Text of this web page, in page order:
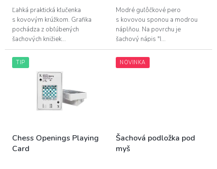
Ľahká praktická kľučenka
s kovovým krúžkom. Grafika
pochádza z obľúbených
šachových knižiek...
Modré guľôčkové pero
s kovovou sponou a modrou
náplňou. Na povrchu je
šachový nápis "I...
TIP
Chess Openings Playing
Card
NOVINKA
Šachová podložka pod
myš